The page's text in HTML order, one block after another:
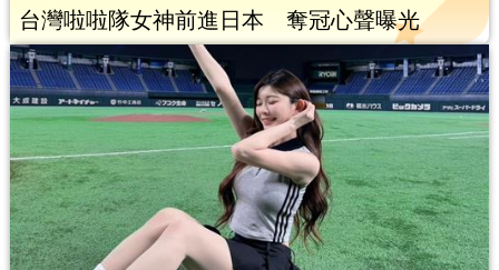
台灣啦啦隊女神前進日本 奪冠心聲曝光